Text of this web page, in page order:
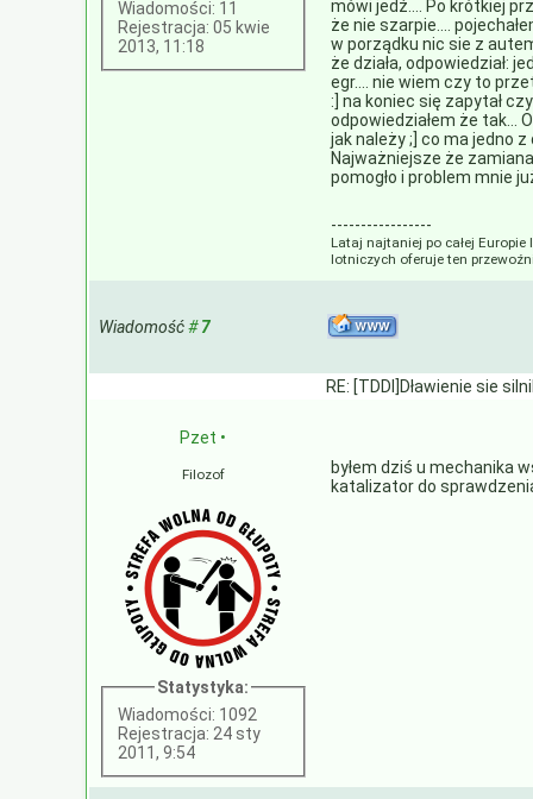
Wiadomości: 11
Rejestracja: 05 kwie
2013, 11:18
mówi jedź.... Po krótkiej
że nie szarpie....
w porządku nic sie z
że działa, odpowiedział:
egr.... nie wiem czy to
:] na koniec się zapytał
odpowiedziałem że tak...
jak należy ;] co ma jedno
Najważniejsze że
pomogło i problem mnie
-----------------
Lataj najtaniej po całej
lotniczych oferuje ten
Wiadomość#7
RE: [TDDI]Dławienie sie
Pzet •
Filozof
Statystyka:
Wiadomości: 1092
Rejestracja: 24 sty
2011, 9:54
byłem dziś u mechanika
katalizator do